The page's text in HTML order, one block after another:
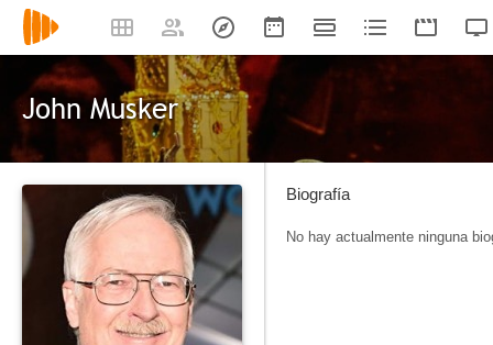
John Musker
Biografía
No hay actualmente ninguna